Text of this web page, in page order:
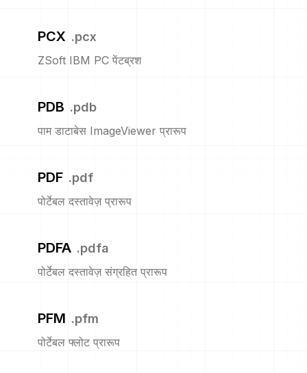
PCX .pcx
ZSoft IBM PC पेंटब्रश
PDB .pdb
पाम डाटाबेस ImageViewer प्रारूप
PDF .pdf
पोर्टेबल दस्तावेज़ प्रारूप
PDFA .pdfa
पोर्टेबल दस्तावेज़ संग्रहित प्रारूप
PFM .pfm
पोर्टेबल फ्लोट प्रारूप